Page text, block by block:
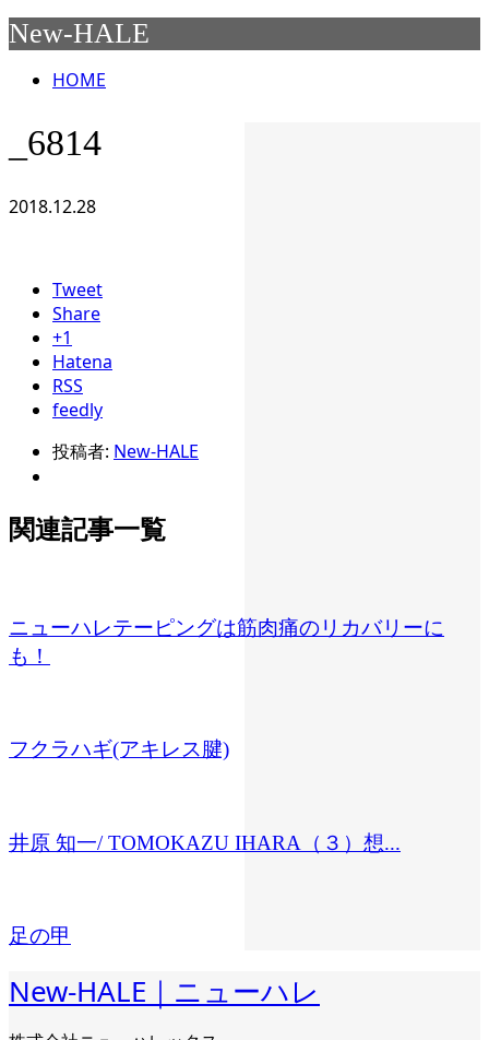
New-HALE
HOME
_6814
2018.12.28
Tweet
Share
+1
Hatena
RSS
feedly
投稿者: New-HALE
関連記事一覧
ニューハレテーピングは筋肉痛のリカバリーに
も！
フクラハギ(アキレス腱)
井原 知一/ TOMOKAZU IHARA（３）想...
足の甲
New-HALE｜ニューハレ